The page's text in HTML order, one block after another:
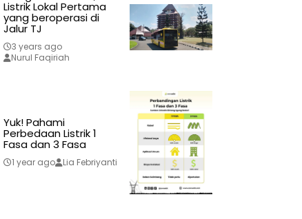
Listrik Lokal Pertama
yang beroperasi di
Jalur TJ
3 years ago
Nurul Faqiriah
Yuk! Pahami
Perbedaan Listrik 1
Fasa dan 3 Fasa
1 year ago Lia Febriyanti